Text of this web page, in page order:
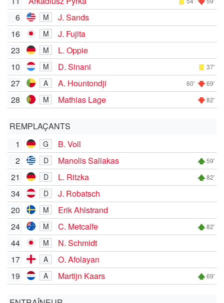
6 M
J. Sands
16
M
J. Fujita
23
M
L. Oppie
10
M D. Sinani 37'
27 A A. Hountondji 60' 69'
28 M Mathias Lage 82'
REMPLAÇANTS
1
G
B. Voll
2
D Manolis Saliakas 59'
21 D L. Ritzka 82'
34 D
J. Robatsch
20
M
Erik Ahlstrand
24
M C. Metcalfe 82'
44 M
N. Schmidt
17
A
O. Afolayan
19
A Martijn Kaars 69'